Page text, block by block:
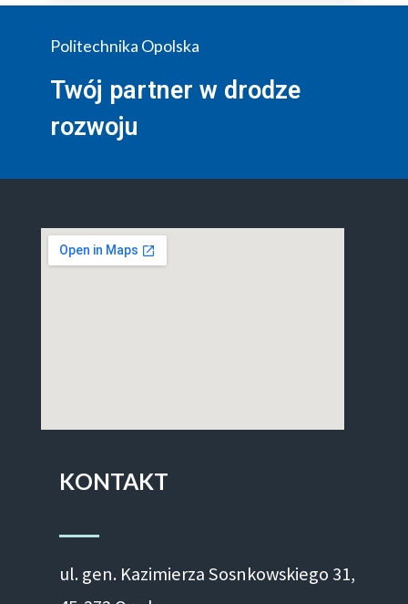
Politechnika Opolska
Twój partner w drodze
rozwoju
KONTAKT
ul. gen. Kazimierza Sosnkowskiego 31,